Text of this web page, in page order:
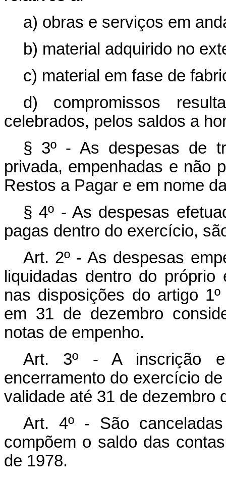
a) obras e serviços em
b) material adquirido no
c) material em fase de
d) compromissos
celebrados, pelos saldos a
§ 3º - As despesas de
privada, empenhadas e não
Restos a Pagar e em nome
§ 4º - As despesas
pagas dentro do exercício,
Art. 2º - As despesas
liquidadas dentro do
nas disposições do artigo
em 31 de dezembro
notas de empenho.
Art. 3º - A inscrição
encerramento do exercício
validade até 31 de dezembro
Art. 4º - São
compõem o saldo das
de 1978.